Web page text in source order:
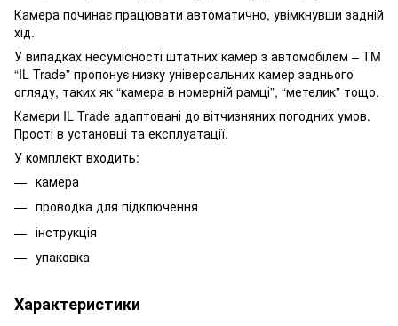
Камера починає працювати автоматично, увімкнувши задній
хід.
У випадках несумісності штатних камер з автомобілем – TM
“IL Trade” пропонує низку універсальних камер заднього
огляду, таких як “камера в номерній рамці”, “метелик” тощо.
Камери IL Trade адаптовані до вітчизняних погодних умов.
Прості в установці та експлуатації.
У комплект входить:
камера
проводка для підключення
інструкція
упаковка
Характеристики